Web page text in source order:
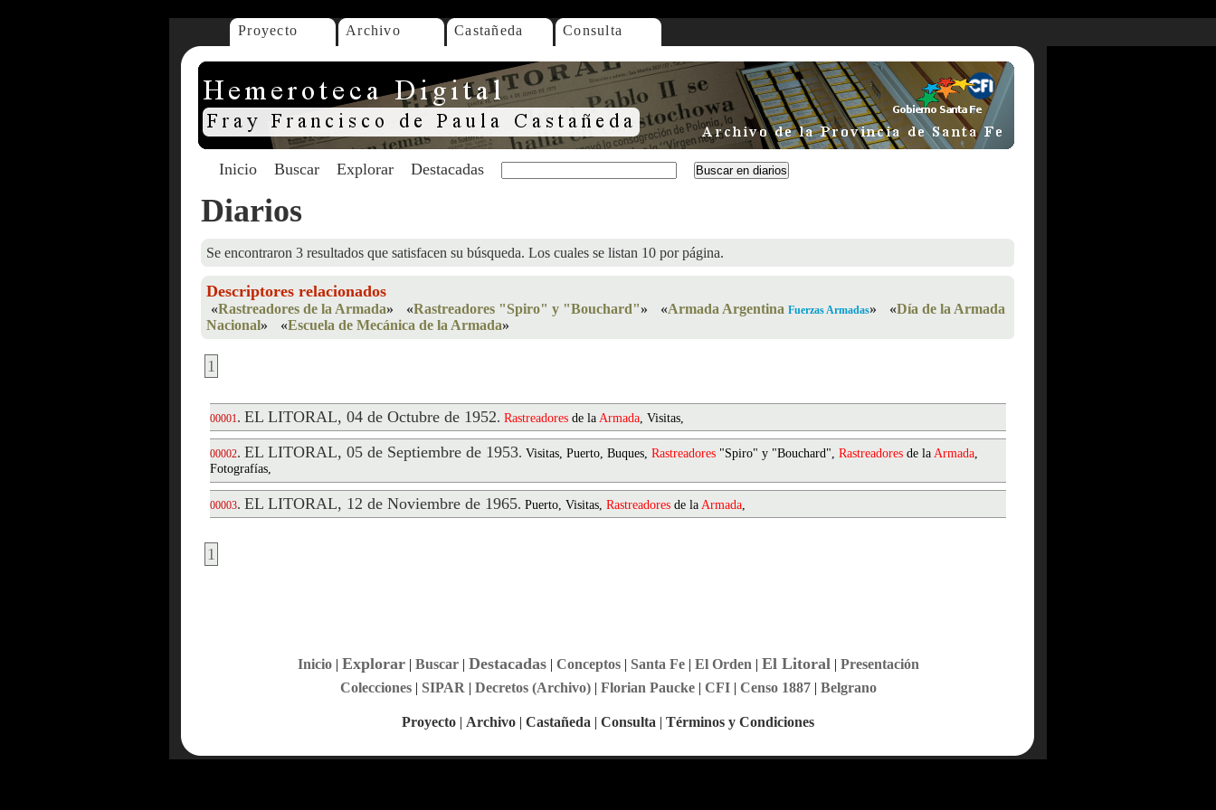
Proyecto Archivo Castañeda Consulta
Inicio Buscar Explorar Destacadas
Diarios
Se encontraron 3 resultados que satisfacen su búsqueda. Los cuales se listan 10 por página.
Descriptores relacionados
«Rastreadores de la Armada» «Rastreadores "Spiro" y "Bouchard"» «Armada Argentina Fuerzas Armadas» «Día de la Armada
Nacional» «Escuela de Mecánica de la Armada»
1
00001. EL LITORAL, 04 de Octubre de 1952. Rastreadores de la Armada, Visitas,
00002. EL LITORAL, 05 de Septiembre de 1953. Visitas, Puerto, Buques, Rastreadores "Spiro" y "Bouchard", Rastreadores de la Armada,
Fotografías,
00003. EL LITORAL, 12 de Noviembre de 1965. Puerto, Visitas, Rastreadores de la Armada,
1
Inicio| Explorar| Buscar| Destacadas| Conceptos| Santa Fe| El Orden | El Litoral | Presentación
Colecciones| SIPAR | Decretos (Archivo)| Florian Paucke| CFI| Censo 1887| Belgrano
Proyecto | Archivo | Castañeda | Consulta | Términos y Condiciones